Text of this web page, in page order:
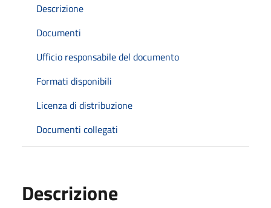
Descrizione
Documenti
Ufficio responsabile del documento
Formati disponibili
Licenza di distribuzione
Documenti collegati
Descrizione